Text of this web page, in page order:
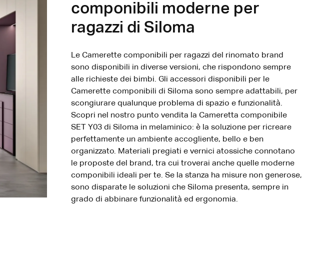
componibili moderne per
ragazzi di Siloma
Le Camerette componibili per ragazzi del rinomato brand
sono disponibili in diverse versioni, che rispondono sempre
alle richieste dei bimbi. Gli accessori disponibili per le
Camerette componibili di Siloma sono sempre adattabili, per
scongiurare qualunque problema di spazio e funzionalità.
Scopri nel nostro punto vendita la Cameretta componibile
SET Y03 di Siloma in melaminico: è la soluzione per ricreare
perfettamente un ambiente accogliente, bello e ben
organizzato. Materiali pregiati e vernici atossiche connotano
le proposte del brand, tra cui troverai anche quelle moderne
componibili ideali per te. Se la stanza ha misure non generose,
sono disparate le soluzioni che Siloma presenta, sempre in
grado di abbinare funzionalità ed ergonomia.